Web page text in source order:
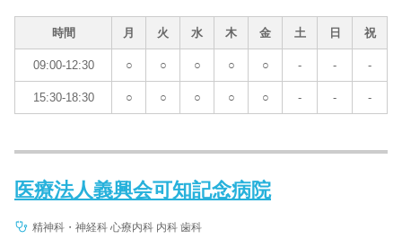
時間 月 火 水 木 金 土 日 祝
09:00-12:30 ○ ○ ○ ○ ○ - - -
15:30-18:30 ○ ○ ○ ○ ○ - - -
医療法人義興会可知記念病院
精神科・神経科 心療内科 内科 歯科